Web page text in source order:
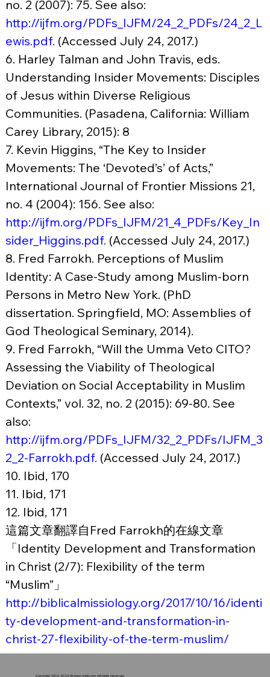
no. 2 (2007): 75. See also:
http://ijfm.org/PDFs_IJFM/24_2_PDFs/24_2_L
ewis.pdf. (Accessed July 24, 2017.)
6. Harley Talman and John Travis, eds.
Understanding Insider Movements: Disciples
of Jesus within Diverse Religious
Communities. (Pasadena, California: William
Carey Library, 2015): 8
7. Kevin Higgins, “The Key to Insider
Movements: The ‘Devoted’s’ of Acts,”
International Journal of Frontier Missions 21,
no. 4 (2004): 156. See also:
http://ijfm.org/PDFs_IJFM/21_4_PDFs/Key_In
sider_Higgins.pdf. (Accessed July 24, 2017.)
8. Fred Farrokh. Perceptions of Muslim
Identity: A Case-Study among Muslim-born
Persons in Metro New York. (PhD
dissertation. Springfield, MO: Assemblies of
God Theological Seminary, 2014).
9. Fred Farrokh, “Will the Umma Veto CITO?
Assessing the Viability of Theological
Deviation on Social Acceptability in Muslim
Contexts,” vol. 32, no. 2 (2015): 69-80. See
also:
http://ijfm.org/PDFs_IJFM/32_2_PDFs/IJFM_3
2_2-Farrokh.pdf. (Accessed July 24, 2017.)
10. Ibid, 170
11. Ibid, 171
12. Ibid, 171
這篇文章翻譯自Fred Farrokh的在線文章
「Identity Development and Transformation
in Christ (2/7): Flexibility of the term
“Muslim”」
http://biblicalmissiology.org/2017/10/16/identi
ty-development-and-transformation-in-
christ-27-flexibility-of-the-term-muslim/
Copyright 2002-2024 @www.ysljdj.com. All rights reserved.